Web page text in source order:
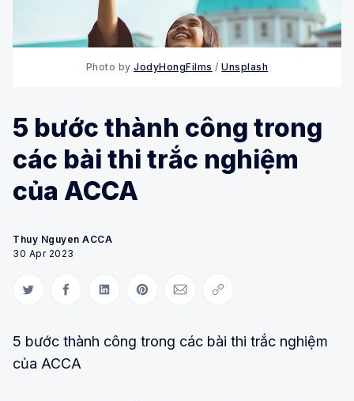
Photo byJodyHongFilms /Unsplash
5 bước thành công trong
các bài thi trắc nghiệm
của ACCA
Thuy Nguyen ACCA
30 Apr 2023
Share on Twitter
Share on Facebook
Share on LinkedIn
Share on Pinterest
Share via Email
Copy link
5 bước thành công trong các bài thi trắc nghiệm
của ACCA